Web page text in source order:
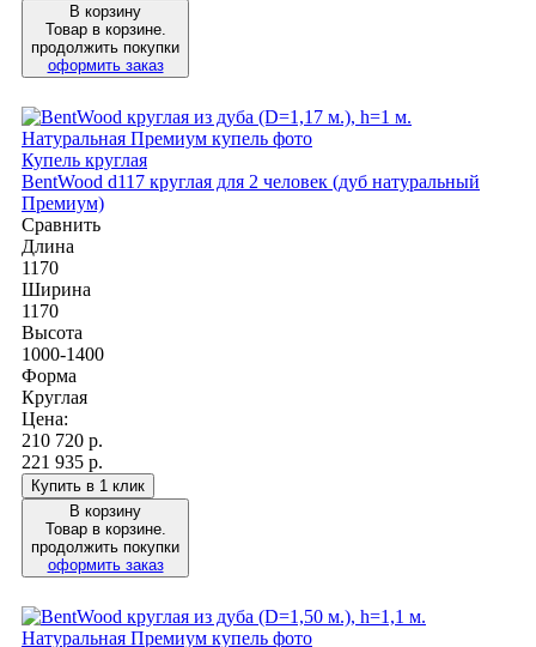
В корзину
Товар в корзине.
продолжить покупки
оформить заказ
Купель круглая
BentWood d117 круглая для 2 человек (дуб натуральный
Премиум)
Сравнить
Длина
1170
Ширина
1170
Высота
1000-1400
Форма
Круглая
Цена:
210 720 р.
221 935 р.
Купить в 1 клик
В корзину
Товар в корзине.
продолжить покупки
оформить заказ